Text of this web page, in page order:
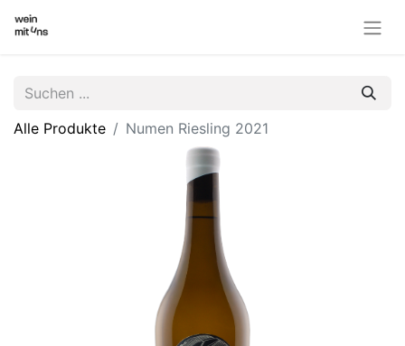
Alle Produkte Numen Riesling 2021